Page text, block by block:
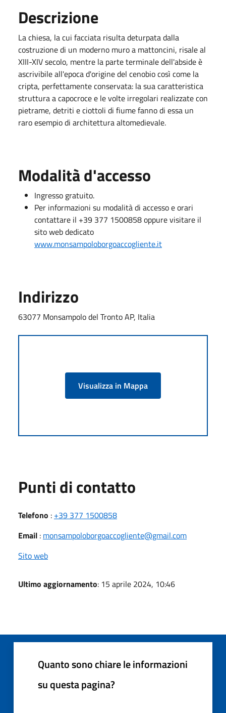
Descrizione
La chiesa, la cui facciata risulta deturpata dalla
costruzione di un moderno muro a mattoncini, risale al
XIII-XIV secolo, mentre la parte terminale dell'abside è
ascrivibile all'epoca d'origine del cenobio così come la
cripta, perfettamente conservata: la sua caratteristica
struttura a capocroce e le volte irregolari realizzate con
pietrame, detriti e ciottoli di fiume fanno di essa un
raro esempio di architettura altomedievale.
Modalità d'accesso
Ingresso gratuito.
Per informazioni su modalità di accesso e orari
contattare il +39 377 1500858 oppure visitare il
sito web dedicato
www.monsampoloborgoaccogliente.it
Indirizzo
63077 Monsampolo del Tronto AP, Italia
Visualizza in Mappa
Punti di contatto
Telefono : +39 377 1500858
Email : monsampoloborgoaccogliente@gmail.com
Sito web
Ultimo aggiornamento: 15 aprile 2024, 10:46
Quanto sono chiare le informazioni
su questa pagina?